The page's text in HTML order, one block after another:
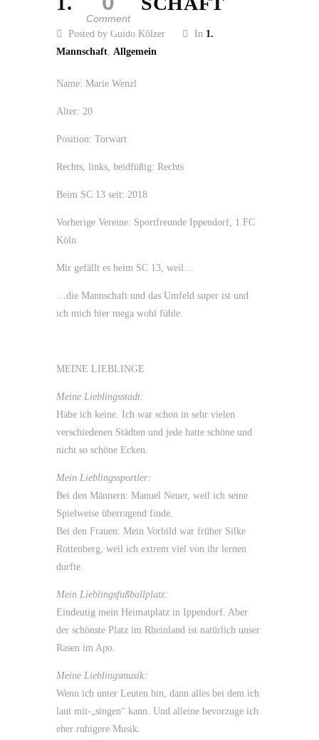
Comment
Posted by Guido Kölzer In 1.
Mannschaft, Allgemein
Name: Marie Wenzl
Alter: 20
Position: Torwart
Rechts, links, beidfüßig: Rechts
Beim SC 13 seit: 2018
Vorherige Vereine: Sportfreunde Ippendorf, 1.FC
Köln
Mir gefällt es beim SC 13, weil…
…die Mannschaft und das Umfeld super ist und
ich mich hier mega wohl fühle.
MEINE LIEBLINGE
Meine Lieblingsstadt:
Habe ich keine. Ich war schon in sehr vielen
verschiedenen Städten und jede hatte schöne und
nicht so schöne Ecken.
Mein Lieblingssportler:
Bei den Männern: Manuel Neuer, weil ich seine
Spielweise überragend finde.
Bei den Frauen: Mein Vorbild war früher Silke
Rottenberg, weil ich extrem viel von ihr lernen
durfte.
Mein Lieblingsfußballplatz:
Eindeutig mein Heimatplatz in Ippendorf. Aber
der schönste Platz im Rheinland ist natürlich unser
Rasen im Apo.
Meine Lieblingsmusik:
Wenn ich unter Leuten bin, dann alles bei dem ich
laut mit-„singen“ kann. Und alleine bevorzuge ich
eher ruhigere Musik.